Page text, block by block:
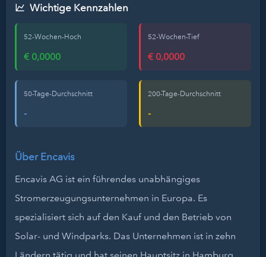
Wichtige Kennzahlen
52-Wochen-Hoch
€ 0,0000
52-Wochen-Tief
€ 0,0000
50-Tage-Durchschnitt
-
200-Tage-Durchschnitt
-
Über Encavis
Encavis AG ist ein führendes unabhängiges
Stromerzeugungsunternehmen in Europa. Es
spezialisiert sich auf den Kauf und den Betrieb von
Solar- und Windparks. Das Unternehmen ist in zehn